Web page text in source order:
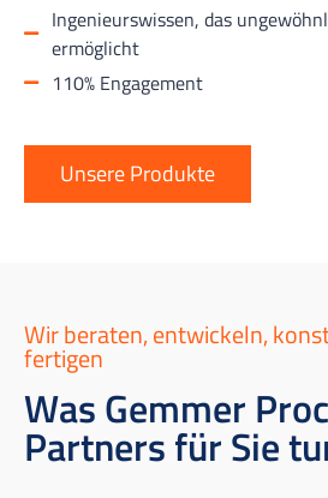
Ingenieurswissen, das
ermöglicht
110% Engagement
Unsere Produkte
Wir beraten, entwickeln,
fertigen
Was Gemmer
Partners für Sie